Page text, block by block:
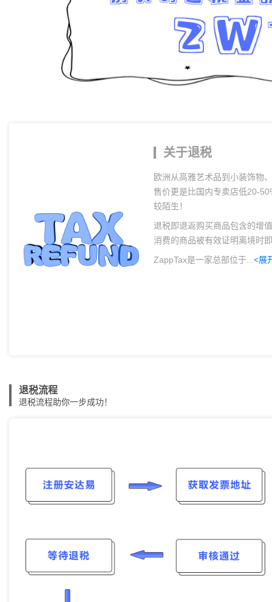
关于退税
欧洲从高雅艺术品到小装饰物
售价更是比国内专卖店低20-
较陌生！
退税即退返购买商品包含的增
消费的商品被有效证明离境时
ZappTax是一家总部位于...<展
退税流程
退税流程助你一步成功！